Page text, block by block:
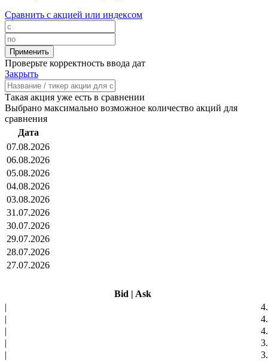
Сравнить с акцией или индексом
Проверьте корректность ввода дат
Закрыть
Такая акция уже есть в сравнении
Выбрано максимально возможное количество акций для
сравнения
Дата
07.08.2026
06.08.2026
05.08.2026
04.08.2026
03.08.2026
31.07.2026
30.07.2026
29.07.2026
28.07.2026
27.07.2026
Bid | Ask
|
|
|
|
|